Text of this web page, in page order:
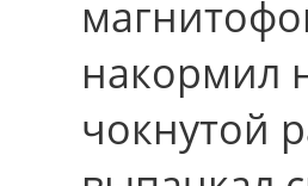
накормил
чокнутой